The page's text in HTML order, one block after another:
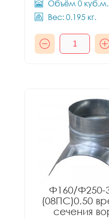
Объём 0 куб.м.
Вес: 0.195 кг.
Ф160/Ф250-
(08ПС)0.50
сечения